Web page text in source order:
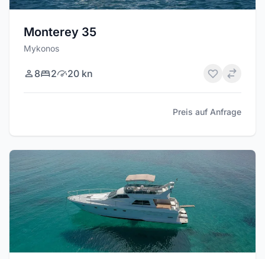
Monterey 35
Mykonos
8 2 20 kn
Preis auf Anfrage